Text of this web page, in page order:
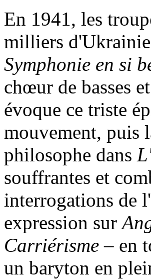
En 1941, les
milliers
Symphonie en si
chœur de basses
évoque ce triste
mouvement, puis
philosophe dans
souffrantes et
interrogations de
expression sur
Carriérisme – en
un baryton en